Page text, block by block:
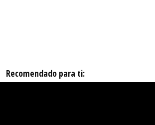
Recomendado para ti: